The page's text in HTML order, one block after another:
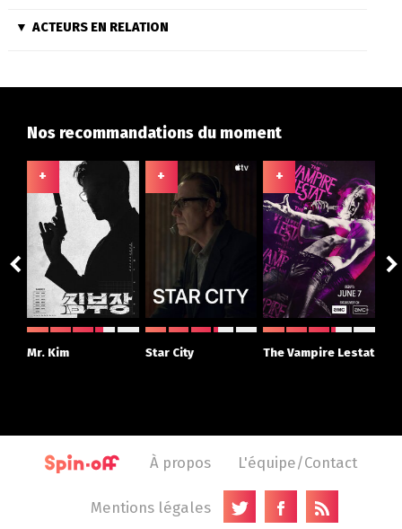
ACTEURS EN RELATION
Nos recommandations du moment
+
Mr. Kim
+
Star City
+
The Vampire Lestat
À propos L'équipe/Contact
Mentions légales